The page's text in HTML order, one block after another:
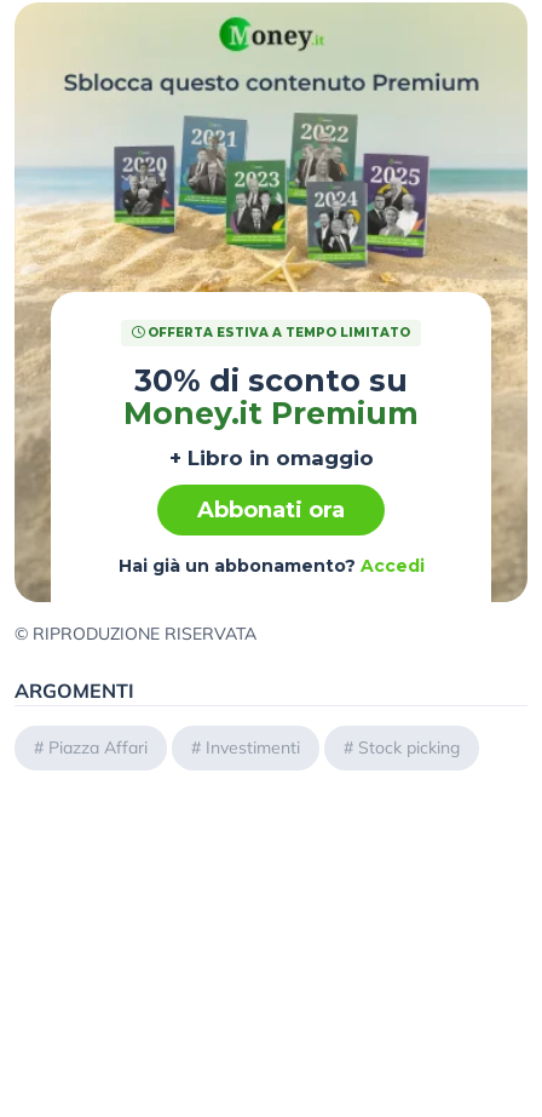
OFFERTA ESTIVA A TEMPO LIMITATO
30% di sconto su
Money.it Premium
+ Libro in omaggio
Abbonati ora
Hai già un abbonamento? Accedi
© RIPRODUZIONE RISERVATA
ARGOMENTI
# Piazza Affari # Investimenti # Stock picking